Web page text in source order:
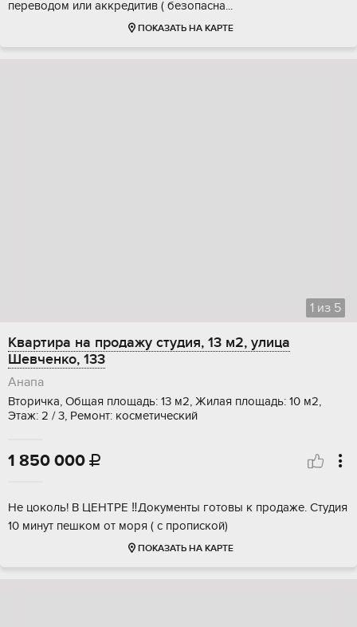
переводом или аккредитив ( безопасна...
ПОКАЗАТЬ НА КАРТЕ
1 из 5
Квартира на продажу студия, 13 м2, улица
Шевченко, 133
Анапа
Вторичка, Общая площадь: 13 м2, Жилая площадь: 10 м2,
Этаж: 2 / 3, Ремонт: косметический
1 850 000 
Не цоколь! В ЦЕНТРЕ ‼️Документы готовы к продаже. Студия
10 минут пешком от моря ( с пропиской)
ПОКАЗАТЬ НА КАРТЕ